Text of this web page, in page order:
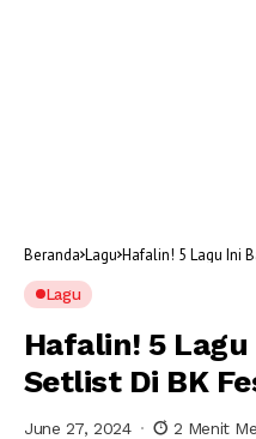
Beranda Lagu Hafalin! 5 Lagu Ini
Lagu
Hafalin! 5
Setlist Di BK
June 27, 2024 2 Menit